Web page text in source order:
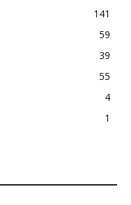
141
59
39
55
4
1